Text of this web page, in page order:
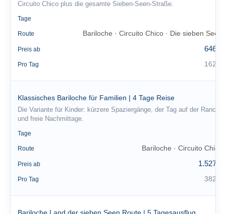
Circuito Chico plus die gesamte Sieben-Seen-Straße.
Tage
Route Bariloche · Circuito Chico · Die sieben Seen
Preis ab 646 €
Pro Tag 162 €
Klassisches Bariloche für Familien | 4 Tage Reise
Die Variante für Kinder: kürzere Spaziergänge, der Tag auf der Ranch
und freie Nachmittage.
Tage
Route Bariloche · Circuito Chico
Preis ab 1.527 €
Pro Tag 382 €